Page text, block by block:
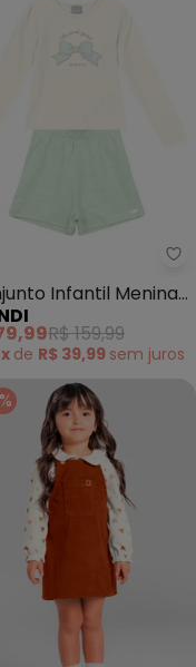
- Conjunto Blusa
Infantil Menina
(Natural)
R$ 159,99
de R$ 39,99 sem juros